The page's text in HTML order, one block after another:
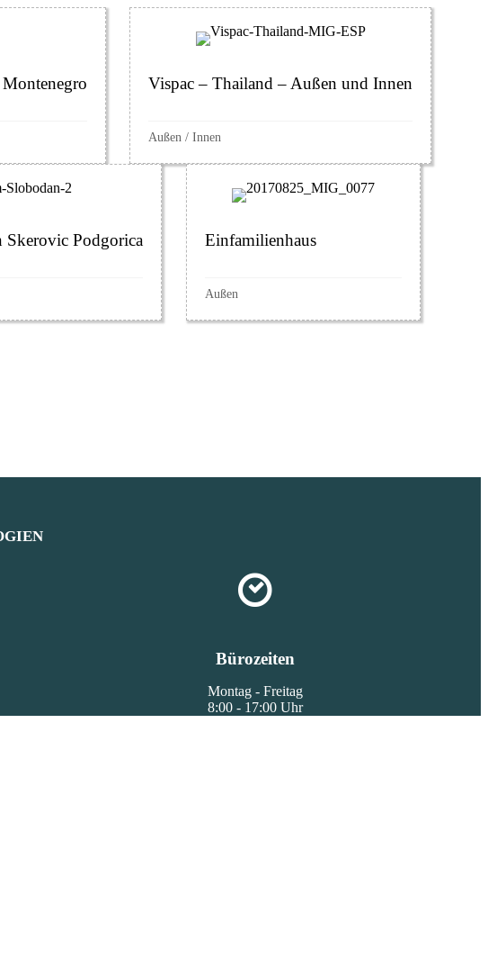
Vispac – Thailand – Außen und Innen
Außen /Innen
Skerovic Podgorica Einfamilienhaus
Außen
Bürozeiten
Montag - Freitag
8:00 - 17:00 Uhr